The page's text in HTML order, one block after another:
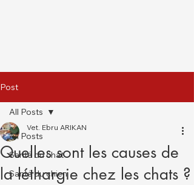
Post
All Posts
Santé du chat
Santé du chien
All Posts
Quelles sont les causes de
la léthargie chez les chats ?
Vet. Ebru ARIKAN